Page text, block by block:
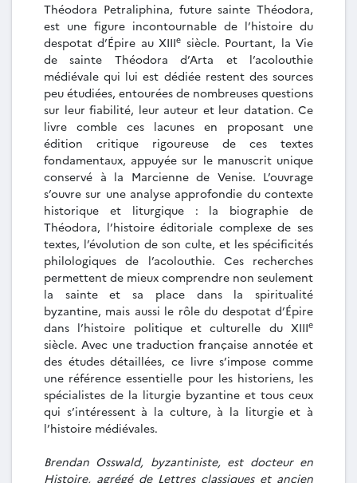
Théodora Petraliphina, future sainte Théodora,
est une figure incontournable de l’histoire du
despotat d’Épire au XIIIe siècle. Pourtant, la Vie
de sainte Théodora d’Arta et l’acolouthie
médiévale qui lui est dédiée restent des sources
peu étudiées, entourées de nombreuses questions
sur leur fiabilité, leur auteur et leur datation. Ce
livre comble ces lacunes en proposant une
édition critique rigoureuse de ces textes
fondamentaux, appuyée sur le manuscrit unique
conservé à la Marcienne de Venise. L’ouvrage
s’ouvre sur une analyse approfondie du contexte
historique et liturgique : la biographie de
Théodora, l’histoire éditoriale complexe de ses
textes, l’évolution de son culte, et les spécificités
philologiques de l’acolouthie. Ces recherches
permettent de mieux comprendre non seulement
la sainte et sa place dans la spiritualité
byzantine, mais aussi le rôle du despotat d’Épire
dans l’histoire politique et culturelle du XIIIe
siècle. Avec une traduction française annotée et
des études détaillées, ce livre s’impose comme
une référence essentielle pour les historiens, les
spécialistes de la liturgie byzantine et tous ceux
qui s’intéressent à la culture, à la liturgie et à
l’histoire médiévales.
Brendan Osswald, byzantiniste, est docteur en
Histoire, agrégé de Lettres classiques et ancien